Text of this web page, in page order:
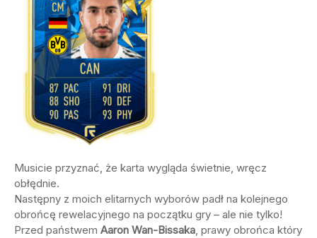
Musicie przyznać, że karta wygląda świetnie, wręcz
obłędnie.
Następny z moich elitarnych wyborów padł na kolejnego
obrońcę rewelacyjnego na początku gry – ale nie tylko!
Przed państwem Aaron Wan-Bissaka, prawy obrońca który